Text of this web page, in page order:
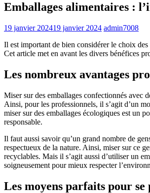
Emballages alimentaires :
19 janvier 202419 janvier 2024 admin7008
Il est important de bien considérer le choix des
Cet article met en avant les divers bénéfices
Les nombreux avantages
Miser sur des emballages confectionnés avec
Ainsi, pour les professionnels, il s’agit d’un
miser sur des emballages écologiques est un
responsable.
Il faut aussi savoir qu’un grand nombre de
respectueux de la nature. Ainsi, miser sur ce
recyclables. Mais il s’agit aussi d’utiliser un
soigneusement pour mieux respecter
Les moyens parfaits pour